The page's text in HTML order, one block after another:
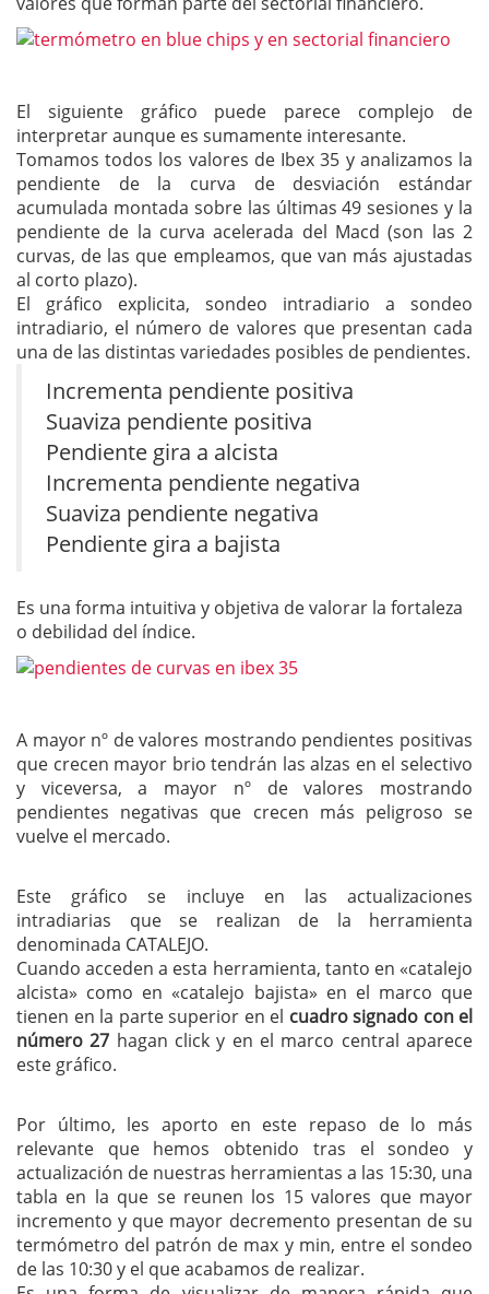
El siguiente gráfico puede parece complejo de
interpretar aunque es sumamente interesante.
Tomamos todos los valores de Ibex 35 y analizamos la
pendiente de la curva de desviación estándar
acumulada montada sobre las últimas 49 sesiones y la
pendiente de la curva acelerada del Macd (son las 2
curvas, de las que empleamos, que van más ajustadas
al corto plazo).
El gráfico explicita, sondeo intradiario a sondeo
intradiario, el número de valores que presentan cada
una de las distintas variedades posibles de pendientes.
Incrementa pendiente positiva
Suaviza pendiente positiva
Pendiente gira a alcista
Incrementa pendiente negativa
Suaviza pendiente negativa
Pendiente gira a bajista
Es una forma intuitiva y objetiva de valorar la fortaleza
o debilidad del índice.
A mayor nº de valores mostrando pendientes positivas
que crecen mayor brio tendrán las alzas en el selectivo
y viceversa, a mayor nº de valores mostrando
pendientes negativas que crecen más peligroso se
vuelve el mercado.
Este gráfico se incluye en las actualizaciones
intradiarias que se realizan de la herramienta
denominada CATALEJO.
Cuando acceden a esta herramienta, tanto en «catalejo
alcista» como en «catalejo bajista» en el marco que
tienen en la parte superior en el cuadro signado con el
número 27 hagan click y en el marco central aparece
este gráfico.
Por último, les aporto en este repaso de lo más
relevante que hemos obtenido tras el sondeo y
actualización de nuestras herramientas a las 15:30, una
tabla en la que se reunen los 15 valores que mayor
incremento y que mayor decremento presentan de su
termómetro del patrón de max y min, entre el sondeo
de las 10:30 y el que acabamos de realizar.